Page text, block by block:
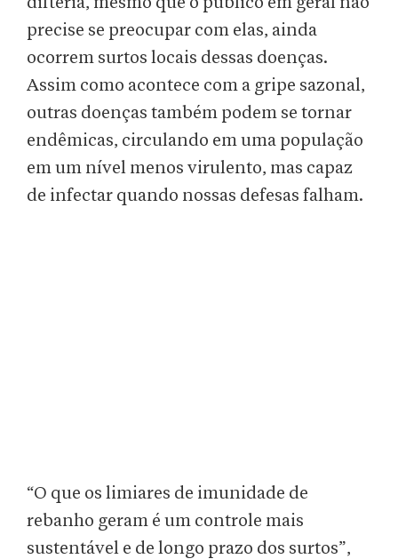
precise se preocupar com elas, ainda
ocorrem surtos locais dessas doenças.
Assim como acontece com a gripe sazonal,
outras doenças também podem se tornar
endêmicas, circulando em uma população
em um nível menos virulento, mas capaz
de infectar quando nossas defesas falham.
“O que os limiares de imunidade de
rebanho geram é um controle mais
sustentável e de longo prazo dos surtos”,